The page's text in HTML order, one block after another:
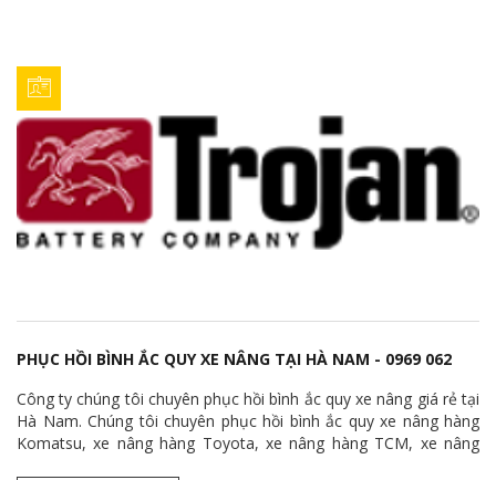
PHỤC HỒI BÌNH ẮC QUY XE NÂNG TẠI HÀ NAM - 0969 062
Công ty chúng tôi chuyên phục hồi bình ắc quy xe nâng giá rẻ tại
Hà Nam. Chúng tôi chuyên phục hồi bình ắc quy xe nâng hàng
Komatsu, xe nâng hàng Toyota, xe nâng hàng TCM, xe nâng